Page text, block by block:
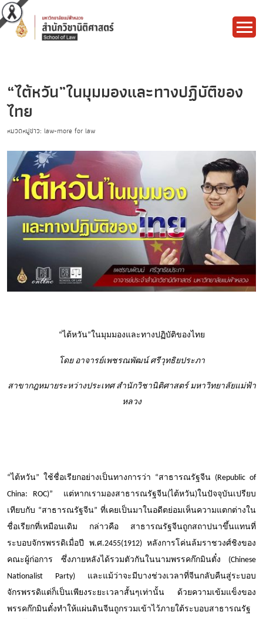
“ไต้หวัน”ในมุมมองและทางปฏิบัติของ
ไทย
หมวดหมู่ข่าว: law-more for law
“ ไต้หวัน” ในมุมมองและทางปฏิบัติของไทย
โดย อาจารย์เพชรณพัฒน์ ศรีวุทธิยประภา
สาขากฎหมายระหว่างประเทศ สำนักวิชานิติศาสตร์ มหาวิทยาลัยแม่ฟ้า
หลวง
“ ไต้หวัน” ใช้ชื่อเรียกอย่างเป็นทางการว่า “สาธารณรัฐจีน (Republic of
China: ROC)”
แต่หากเรามองสาธารณรัฐจีน(ไต้หวัน)ในปัจจุบันเปรียบ
เทียบกับ “สาธารณรัฐจีน” ที่เคยเป็นมาในอดีตย่อมเห็นความแตกต่างใน
ชื่อเรียกที่เหมือนเดิม กล่าวคือ สาธารณรัฐจีนถูกสถาปนาขึ้นแทนที่
ระบอบจักรพรรดิเมื่อปี พ.ศ.2455(1912) หลังการโค่นล้มราชวงศ์ชิงของ
คณะผู้ก่อการ ซึ่งภายหลังได้รวมตัวกันในนามพรรคก๊กมินตั๋ง (Chinese
Nationalist Party) และแม้ว่าจะมีบางช่วงเวลาที่จีนกลับคืนสู่ระบอบ
จักรพรรดิแต่ก็เป็นเพียงระยะเวลาสั้นๆเท่านั้น ด้วยความเข้มแข็งของ
พรรคก๊กมินตั๋งทำให้แผ่นดินจีนถูกรวมเข้าไว้ภายใต้ระบอบสาธารณรัฐ